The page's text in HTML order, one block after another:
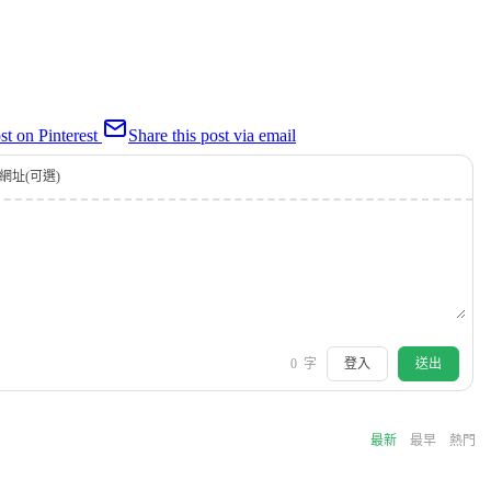
on Pinterest Share this post via email
網址(可選)
0 字 登入 送出
最新 最早 熱門